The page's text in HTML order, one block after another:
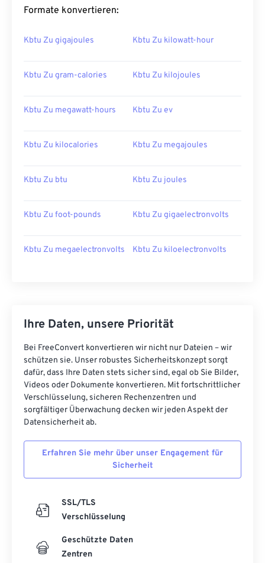
Formate konvertieren:
Kbtu Zu gigajoules Kbtu Zu kilowatt-hour
Kbtu Zu gram-calories Kbtu Zu kilojoules
Kbtu Zu megawatt-hours Kbtu Zu ev
Kbtu Zu kilocalories Kbtu Zu megajoules
Kbtu Zu btu Kbtu Zu joules
Kbtu Zu foot-pounds Kbtu Zu gigaelectronvolts
Kbtu Zu megaelectronvolts Kbtu Zu kiloelectronvolts
Ihre Daten, unsere Priorität
Bei FreeConvert konvertieren wir nicht nur Dateien – wir
schützen sie. Unser robustes Sicherheitskonzept sorgt
dafür, dass Ihre Daten stets sicher sind, egal ob Sie Bilder,
Videos oder Dokumente konvertieren. Mit fortschrittlicher
Verschlüsselung, sicheren Rechenzentren und
sorgfältiger Überwachung decken wir jeden Aspekt der
Datensicherheit ab.
Erfahren Sie mehr über unser Engagement für
Sicherheit
SSL/TLS
Verschlüsselung
Geschützte Daten
Zentren